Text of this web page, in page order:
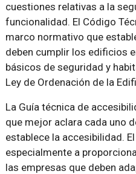
cuestiones relativas a la
funcionalidad. El Código
marco normativo que
deben cumplir los edificios
básicos de seguridad y
Ley de Ordenación de la
La Guía técnica de
que mejor aclara cada uno
establece la accesibilidad.
especialmente a
las empresas que deben